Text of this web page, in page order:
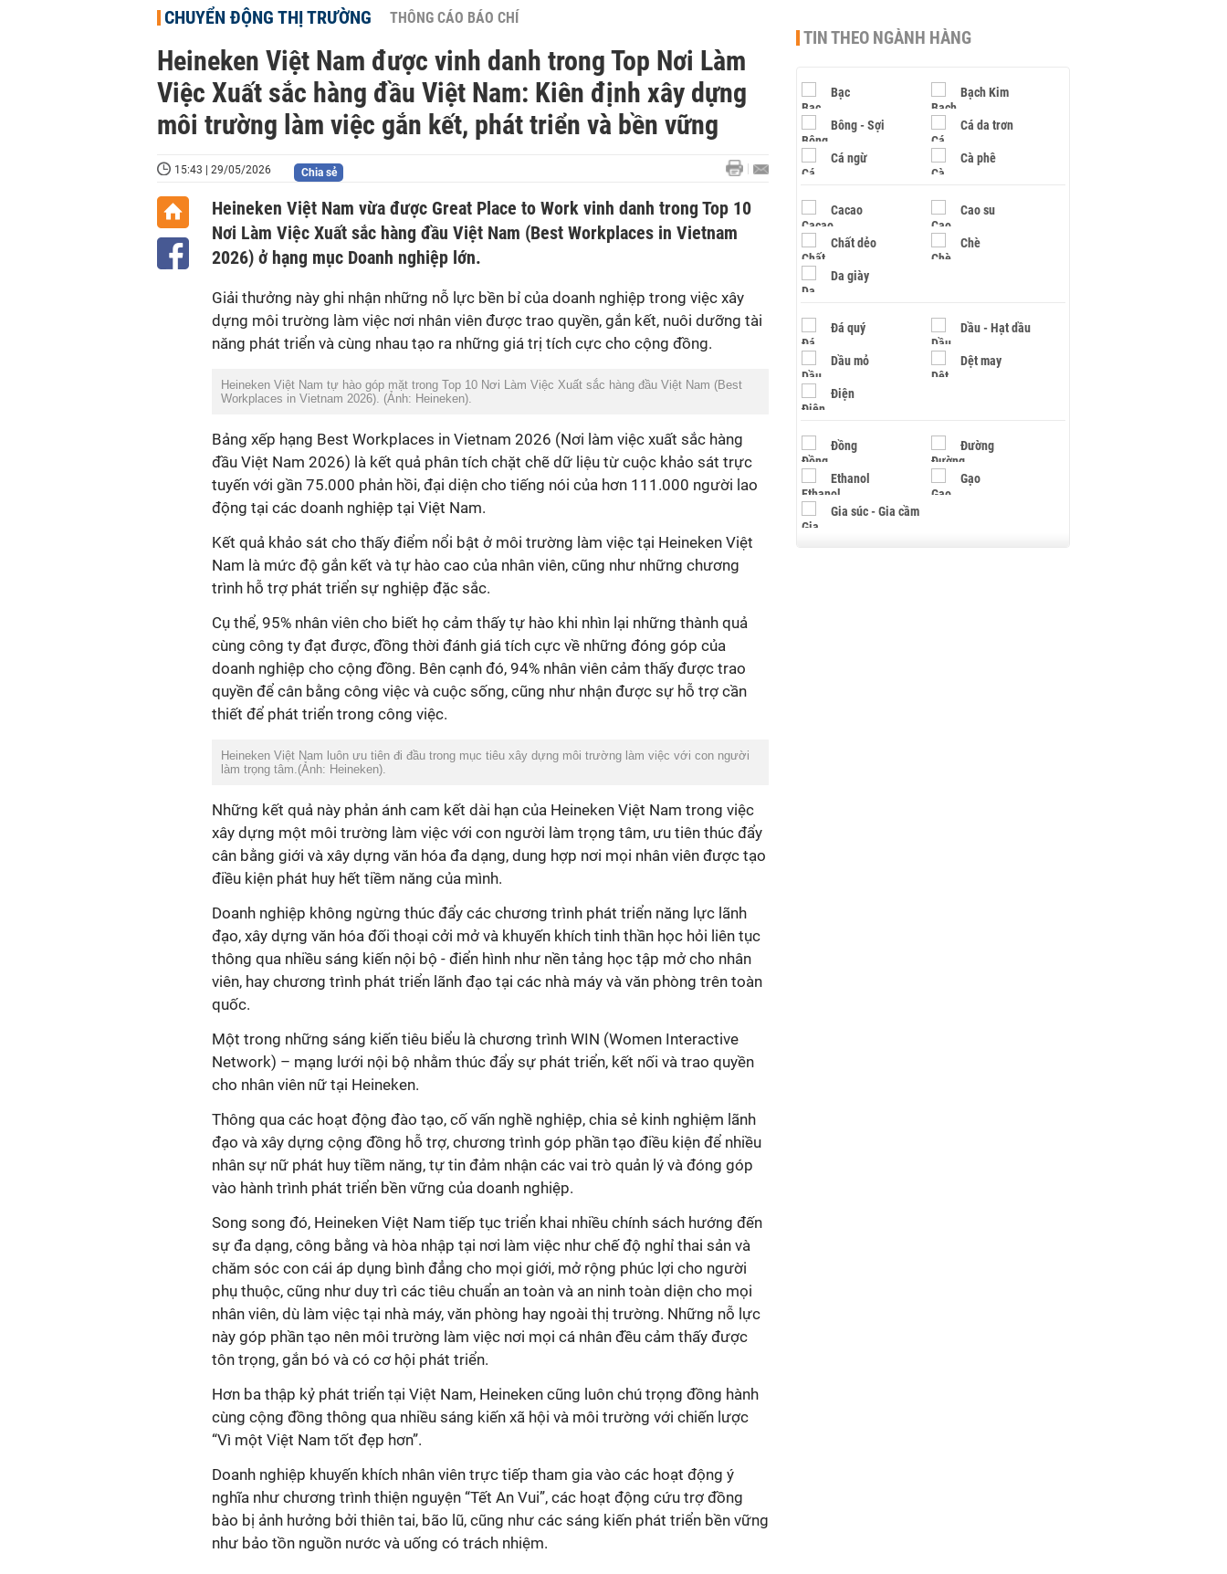
CHUYỂN ĐỘNG THỊ TRƯỜNG THÔNG CÁO BÁO CHÍ
Heineken Việt Nam được vinh danh trong Top Nơi Làm
Việc Xuất sắc hàng đầu Việt Nam: Kiên định xây dựng
môi trường làm việc gắn kết, phát triển và bền vững
15:43 | 29/05/2026 Chia sẻ
Heineken Việt Nam vừa được Great Place to Work vinh danh trong Top 10
Nơi Làm Việc Xuất sắc hàng đầu Việt Nam (Best Workplaces in Vietnam
Giải thưởng này ghi nhận những nỗ lực bền bỉ của doanh nghiệp trong việc xây
dựng môi trường làm việc nơi nhân viên được trao quyền, gắn kết, nuôi dưỡng tài
năng phát triển và cùng nhau tạo ra những giá trị tích cực cho cộng đồng.
Heineken Việt Nam tự hào góp mặt trong Top 10 Nơi Làm Việc Xuất sắc hàng đầu Việt Nam (Best
đầu Việt Nam 2026) là kết quả phân tích chặt chẽ dữ liệu từ cuộc khảo sát trực
tuyến với gần 75.000 phản hồi, đại diện cho tiếng nói của hơn 111.000 người lao
Nam là mức độ gắn kết và tự hào cao của nhân viên, cũng như những chương
trình hỗ trợ phát triển sự nghiệp đặc sắc.
Cụ thể, 95% nhân viên cho biết họ cảm thấy tự hào khi nhìn lại những thành quả
cùng công ty đạt được, đồng thời đánh giá tích cực về những đóng góp của
doanh nghiệp cho cộng đồng. Bên cạnh đó, 94% nhân viên cảm thấy được trao
quyền để cân bằng công việc và cuộc sống, cũng như nhận được sự hỗ trợ cần
Heineken Việt Nam luôn ưu tiên đi đầu trong mục tiêu xây dựng môi trường làm việc với con người
xây dựng một môi trường làm việc với con người làm trọng tâm, ưu tiên thúc đẩy
cân bằng giới và xây dựng văn hóa đa dạng, dung hợp nơi mọi nhân viên được tạo
điều kiện phát huy hết tiềm năng của mình.
Doanh nghiệp không ngừng thúc đẩy các chương trình phát triển năng lực lãnh
đạo, xây dựng văn hóa đối thoại cởi mở và khuyến khích tinh thần học hỏi liên tục
thông qua nhiều sáng kiến nội bộ - điển hình như nền tảng học tập mở cho nhân
viên, hay chương trình phát triển lãnh đạo tại các nhà máy và văn phòng trên toàn
Network) – mạng lưới nội bộ nhằm thúc đẩy sự phát triển, kết nối và trao quyền
cho nhân viên nữ tại Heineken.
Thông qua các hoạt động đào tạo, cố vấn nghề nghiệp, chia sẻ kinh nghiệm lãnh
đạo và xây dựng cộng đồng hỗ trợ, chương trình góp phần tạo điều kiện để nhiều
nhân sự nữ phát huy tiềm năng, tự tin đảm nhận các vai trò quản lý và đóng góp
sự đa dạng, công bằng và hòa nhập tại nơi làm việc như chế độ nghỉ thai sản và
chăm sóc con cái áp dụng bình đẳng cho mọi giới, mở rộng phúc lợi cho người
phụ thuộc, cũng như duy trì các tiêu chuẩn an toàn và an ninh toàn diện cho mọi
nhân viên, dù làm việc tại nhà máy, văn phòng hay ngoài thị trường. Những nỗ lực
này góp phần tạo nên môi trường làm việc nơi mọi cá nhân đều cảm thấy được
cùng cộng đồng thông qua nhiều sáng kiến xã hội và môi trường với chiến lược
“Vì một Việt Nam tốt đẹp hơn”.
Doanh nghiệp khuyến khích nhân viên trực tiếp tham gia vào các hoạt động ý
nghĩa như chương trình thiện nguyện “Tết An Vui”, các hoạt động cứu trợ đồng
bào bị ảnh hưởng bởi thiên tai, bão lũ, cũng như các sáng kiến phát triển bền vững
TIN THEO NGÀNH HÀNG
Bạc Bạch Kim
Bông - Sợi Cá da trơn
Cá ngừ Cà phê
Cacao Cao su
Chất dẻo Chè
Da giày
Đá quý Dầu - Hạt dầu
Dầu mỏ Dệt may
Điện
Đồng Đường
Ethanol Gạo
Gia súc - Gia cầm